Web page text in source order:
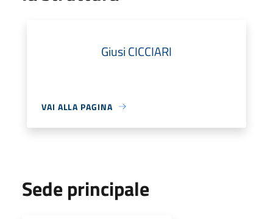
Giusi CICCIARI
VAI ALLA PAGINA
Sede principale